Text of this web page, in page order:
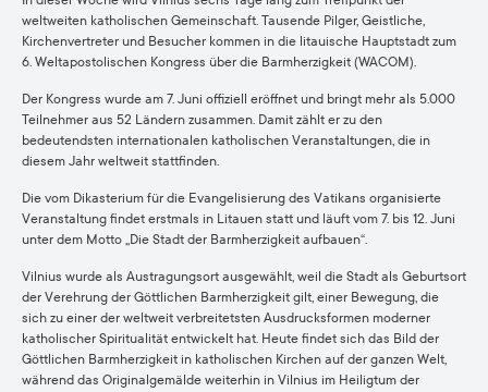
weltweiten katholischen Gemeinschaft. Tausende Pilger, Geistliche,
Kirchenvertreter und Besucher kommen in die litauische Hauptstadt zum
6. Weltapostolischen Kongress über die Barmherzigkeit (WACOM).
Der Kongress wurde am 7. Juni offiziell eröffnet und bringt mehr als 5.000
Teilnehmer aus 52 Ländern zusammen. Damit zählt er zu den
bedeutendsten internationalen katholischen Veranstaltungen, die in
diesem Jahr weltweit stattfinden.
Die vom Dikasterium für die Evangelisierung des Vatikans organisierte
Veranstaltung findet erstmals in Litauen statt und läuft vom 7. bis 12. Juni
unter dem Motto „Die Stadt der Barmherzigkeit aufbauen“.
Vilnius wurde als Austragungsort ausgewählt, weil die Stadt als Geburtsort
der Verehrung der Göttlichen Barmherzigkeit gilt, einer Bewegung, die
sich zu einer der weltweit verbreitetsten Ausdrucksformen moderner
katholischer Spiritualität entwickelt hat. Heute findet sich das Bild der
Göttlichen Barmherzigkeit in katholischen Kirchen auf der ganzen Welt,
während das Originalgemälde weiterhin in Vilnius im Heiligtum der